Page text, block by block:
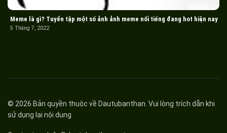
Meme là gì? Tuyển tập một số ảnh ảnh meme nổi tiếng đang hot hiện nay
5 Tháng 7, 2022
© 2026 Bản quyền thuộc về Dautubanthan . Vui lòng trích dẫn khi
sử dụng lại nội dung